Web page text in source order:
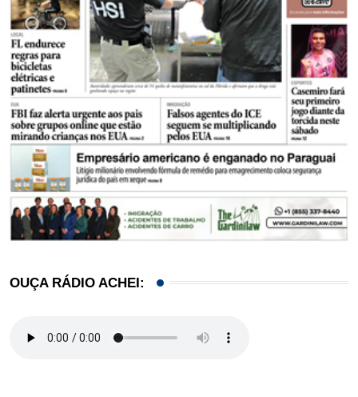
OUÇA RÁDIO ACHEI: